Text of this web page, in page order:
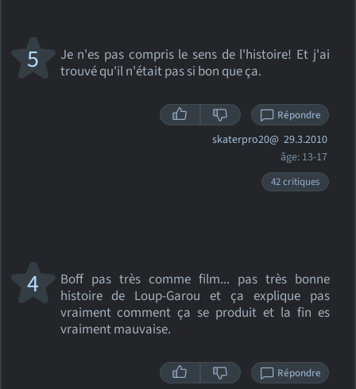
Je n'es pas compris le sens de l'histoire! Et j'ai
trouvé qu'il n'était pas si bon que ça.
5
Répondre
skaterpro20@ 29.3.2010
âge: 13-17
42 critiques
Boff pas très comme film... pas très bonne
histoire de Loup-Garou et ça explique pas
vraiment comment ça se produit et la fin es
vraiment mauvaise.
4
Répondre